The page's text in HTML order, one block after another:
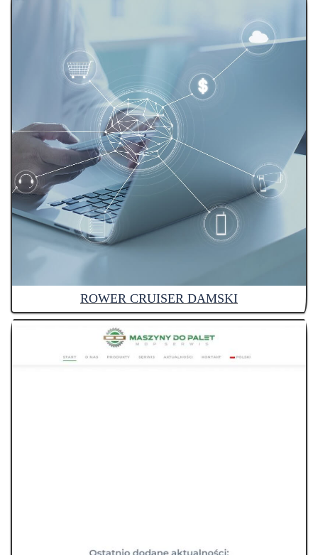
ROWER CRUISER DAMSKI